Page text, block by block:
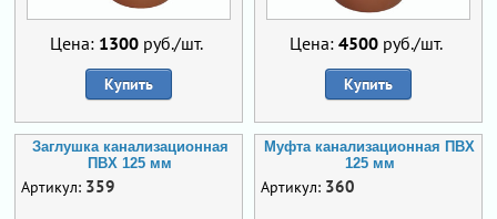
Цена: 1300руб./шт.
Купить
Цена: 4500руб./шт.
Купить
Заглушка канализационная
ПВХ 125 мм
Артикул: 359
Муфта канализационная ПВХ
125 мм
Артикул: 360